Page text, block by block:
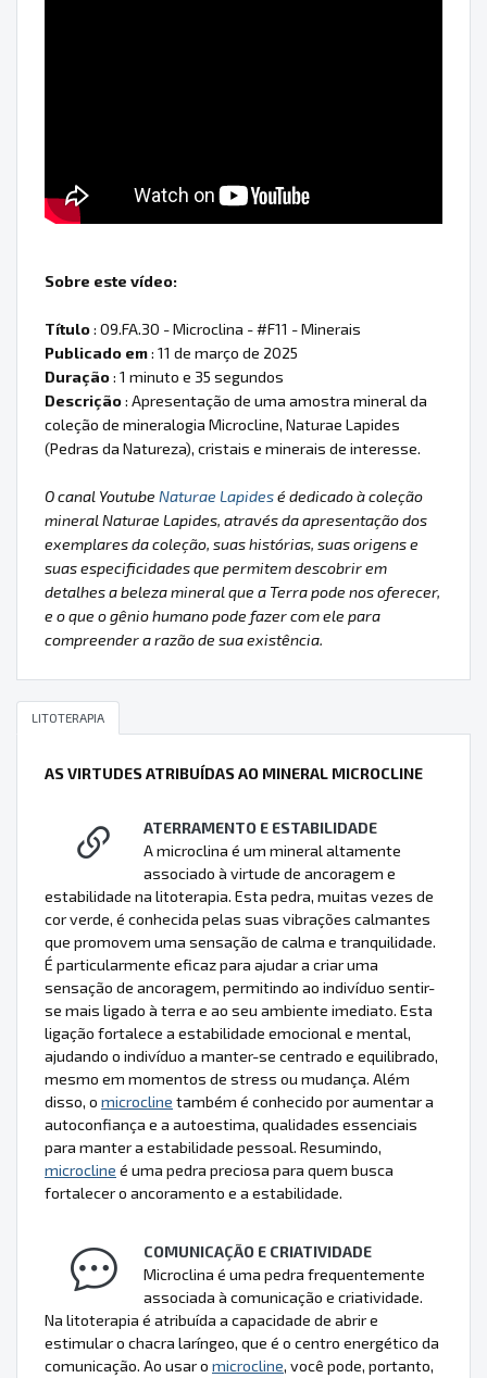
Sobre este vídeo:
Título: 09.FA.30 - Microclina - #F11 - Minerais
Publicado em: 11 de março de 2025
Duração: 1 minuto e 35 segundos
Descrição: Apresentação de uma amostra mineral da
coleção de mineralogia Microcline, Naturae Lapides
(Pedras da Natureza), cristais e minerais de interesse.
O canal Youtube Naturae Lapidesé dedicado à coleção
mineral Naturae Lapides, através da apresentação dos
exemplares da coleção, suas histórias, suas origens e
suas especificidades que permitem descobrir em
detalhes a beleza mineral que a Terra pode nos oferecer,
e o que o gênio humano pode fazer com ele para
compreender a razão de sua existência.
LITOTERAPIA
AS VIRTUDES ATRIBUÍDAS AO MINERAL MICROCLINE
ATERRAMENTO E ESTABILIDADE
A microclina é um mineral altamente
associado à virtude de ancoragem e
estabilidade na litoterapia. Esta pedra, muitas vezes de
cor verde, é conhecida pelas suas vibrações calmantes
que promovem uma sensação de calma e tranquilidade.
É particularmente eficaz para ajudar a criar uma
sensação de ancoragem, permitindo ao indivíduo sentir-
se mais ligado à terra e ao seu ambiente imediato. Esta
ligação fortalece a estabilidade emocional e mental,
ajudando o indivíduo a manter-se centrado e equilibrado,
mesmo em momentos de stress ou mudança. Além
disso, o microcline também é conhecido por aumentar a
autoconfiança e a autoestima, qualidades essenciais
para manter a estabilidade pessoal. Resumindo,
microcline é uma pedra preciosa para quem busca
fortalecer o ancoramento e a estabilidade.
COMUNICAÇÃO E CRIATIVIDADE
Microclina é uma pedra frequentemente
associada à comunicação e criatividade.
Na litoterapia é atribuída a capacidade de abrir e
estimular o chacra laríngeo, que é o centro energético da
comunicação. Ao usar o microcline, você pode, portanto,